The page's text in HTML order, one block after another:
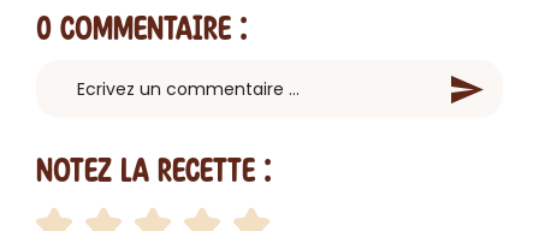
0 Commentaire :
Notez la recette :